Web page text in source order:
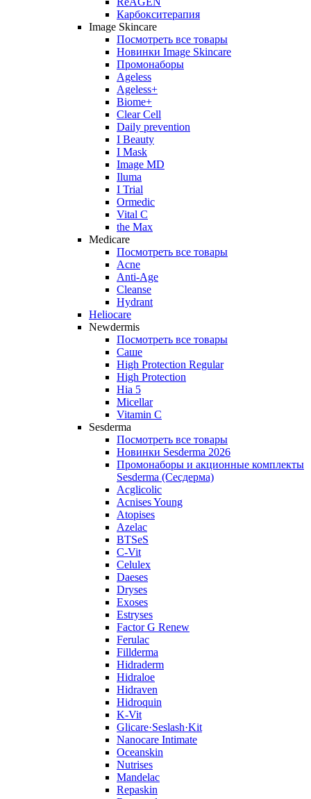
Карбокситерапия
Image Skincare
Посмотреть все товары
Новинки Image Skincare
Промонаборы
Ageless
Ageless+
Biome+
Clear Cell
Daily prevention
I Beauty
I Mask
Image MD
Iluma
I Trial
Ormedic
Vital C
the Max
Medicare
Посмотреть все товары
Acne
Anti‑Age
Cleanse
Hydrant
Heliocare
Newdermis
Посмотреть все товары
Саше
High Protection Regular
High Protection
Hia 5
Micellar
Vitamin C
Sesderma
Посмотреть все товары
Новинки Sesderma 2026
Промонаборы и акционные комплекты
Sesderma (Сесдерма)
Acglicolic
Acnises Young
Atopises
Azelac
BTSeS
C‑Vit
Celulex
Daeses
Dryses
Exoses
Estryses
Factor G Renew
Ferulac
Fillderma
Hidraderm
Hidraloe
Hidraven
Hidroquin
K-Vit
Glicare·Seslash·Kit
Nanocare Intimate
Oceanskin
Nutrises
Mandelac
Repaskin